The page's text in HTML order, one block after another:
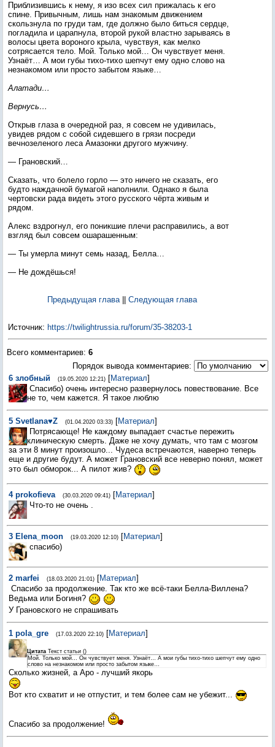
Приблизившись к нему, я изо всех сил прижалась к его
спине. Привычным, лишь нам знакомым движением
скользнула по груди там, где должно было биться сердце,
погладила и царапнула, второй рукой властно зарываясь в
волосы цвета вороного крыла, чувствуя, как мелко
сотрясается тело. Мой. Только мой… Он чувствует меня.
Узнаёт… А мои губы тихо-тихо шепчут ему одно слово на
незнакомом или просто забытом языке…
Алатади…
Вернусь…
Открыв глаза в очередной раз, я совсем не удивилась,
увидев рядом с собой сидевшего в грязи посреди
вечнозеленого леса Амазонки другого мужчину.
— Грановский…
Сказать, что болело горло — это ничего не сказать, его
будто наждачной бумагой наполнили. Однако я была
чертовски рада видеть этого русского чёрта живым и
рядом.
Алекс вздрогнул, его поникшие плечи расправились, а вот
взгляд был совсем ошарашенным:
— Ты умерла минут семь назад, Белла…
— Не дождёшься!
Предыдущая глава|| Следующая глава
Источник: https://twilightrussia.ru/forum/35-38203-1
Всего комментариев: 6
Порядок вывода комментариев:
6 злобный (19.05.2020 12:21) [Материал]
Спасибо) очень интересно развернулось повествование. Все
не то, чем кажется. Я такое люблю
5 Svetlana♥Z (01.04.2020 03:33) [Материал]
Потрясающе! Не каждому выпадает счастье пережить
клиническую смерть. Даже не хочу думать, что там с мозгом
за эти 8 минут произошло... Чудеса встречаются, наверно теперь
еще и другие будут. А может Грановский все неверно понял, может
это был обморок... А пилот жив?
4 prokofieva (30.03.2020 09:41) [Материал]
Что-то не очень .
3 Elena_moon (19.03.2020 12:10) [Материал]
спасибо)
2 marfei (18.03.2020 21:01) [Материал]
Спасибо за продолжение. Так кто же всё-таки Белла-Виллена?
Ведьма или Богиня?
У Грановского не спрашивать
1 pola_gre (17.03.2020 22:10) [Материал]
Цитата Текст статьи ()
Мой. Только мой… Он чувствует меня. Узнаёт… А мои губы тихо-тихо шепчут ему одно
слово на незнакомом или просто забытом языке…
Сколько жизней, а Аро - лучший якорь
Вот кто схватит и не отпустит, и тем более сам не убежит...
Спасибо за продолжение!